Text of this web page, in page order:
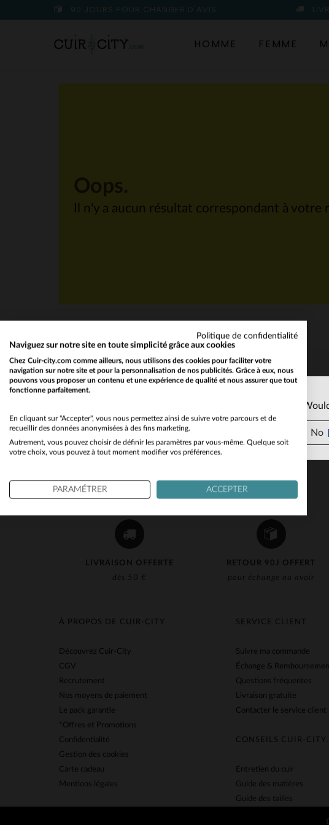
90 JOURS POUR CHANGER D'AVIS
HOMME FEMME
Il n'y a aucun résultat correspondant à votre
LIVRAISON OFFERTE
dès 50 €
RETOUR 90J OFFERT
pour échange ou avoir
Recevez par mail nos promos
et bons plans !
SERVICE CLIENT
Suivre ma commande
Échange &
Questions fréquentes
Livraison gratuite
Contacter le service client
CONSEILS CUIR-
Entretien du cuir
Guide des matières
Guide des tailles
À PROPOS DE CUIR-CITY
Découvrez Cuir-City
CGV
Recrutement
Nos moyens de paiement
Le pack garantie
*Offres et Promotions
Confidentialité
Gestion des cookies
Carte cadeau
Mentions légales
No
Politique de confidentialité
Naviguez sur notre site en toute simplicité grâce aux cookies
Chez Cuir-city.com comme ailleurs, nous utilisons des cookies pour faciliter votre
navigation sur notre site et pour la personnalisation de nos publicités. Grâce à eux, nous
pouvons vous proposer un contenu et une expérience de qualité et nous assurer que tout
fonctionne parfaitement.
En cliquant sur "Accepter", vous nous permettez ainsi de suivre votre parcours et de
recueillir des données anonymisées à des fins marketing.
Autrement, vous pouvez choisir de définir les paramètres par vous-même. Quelque soit
votre choix, vous pouvez à tout moment modifier vos préférences.
PARAMÉTRER ACCEPTER